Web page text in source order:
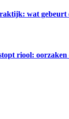
wat gebeurt
riool: oorzaken